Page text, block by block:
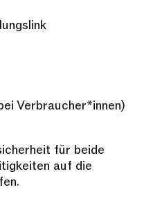
Verbraucher*innen)
für beide
auf die